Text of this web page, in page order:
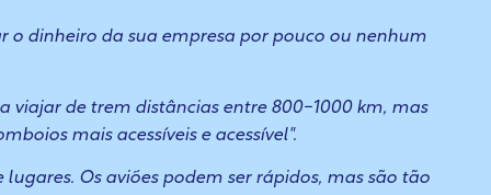
o dinheiro da sua empresa por pouco ou nenhum
viajar de trem distâncias entre 800-1000 km, mas
mais acessíveis e acessível".
Os aviões podem ser rápidos, mas são tão